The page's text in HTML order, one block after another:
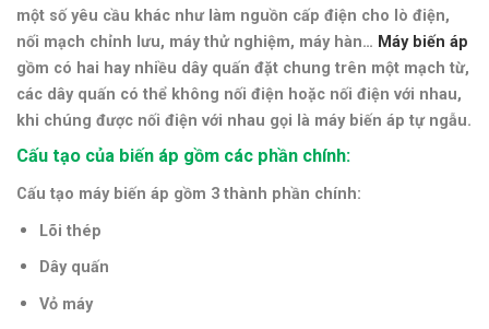
một số yêu cầu khác như làm nguồn cấp điện cho lò điện,
nối mạch chỉnh lưu, máy thử nghiệm, máy hàn… Máy biến áp
gồm có hai hay nhiều dây quấn đặt chung trên một mạch từ,
các dây quấn có thể không nối điện hoặc nối điện với nhau,
khi chúng được nối điện với nhau gọi là máy biến áp tự ngẫu.
Cấu tạo của biến áp gồm các phần chính:
Cấu tạo máy biến áp gồm 3 thành phần chính:
Lõi thép
Dây quấn
Vỏ máy